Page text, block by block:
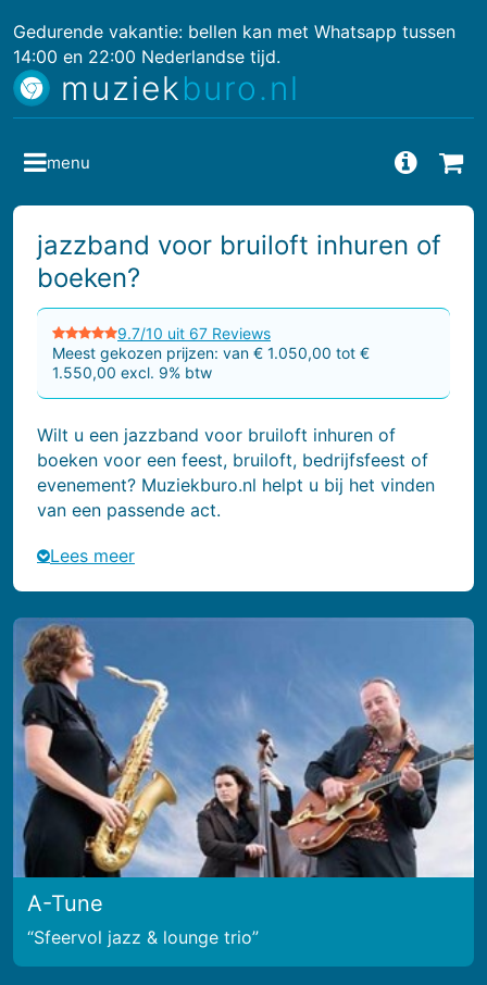
Gedurende vakantie: bellen kan met Whatsapp tussen
14:00 en 22:00 Nederlandse tijd.
muziekburo.nl
jazzband voor bruiloft inhuren of
boeken?
9.7/10 uit 67 Reviews
Meest gekozen prijzen: van € 1.050,00 tot €
1.550,00 excl. 9% btw
Wilt u een jazzband voor bruiloft inhuren of
boeken voor een feest, bruiloft, bedrijfsfeest of
evenement? Muziekburo.nl helpt u bij het vinden
van een passende act.
Lees meer
A-Tune
Sfeervol jazz & lounge trio
menu